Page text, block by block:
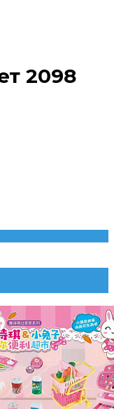
2098